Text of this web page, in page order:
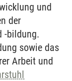
und
der
-bildung.
sowie das
Arbeit und